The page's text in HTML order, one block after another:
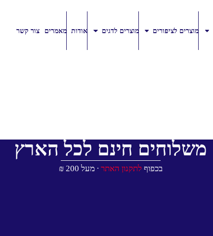
מוצרים לציפורים מוצרים לדגים אודות מאמרים צור קשר
משלוחים חינם לכל הארץ
בכפוף לתקנון האתר ∙ מעל 200 ₪